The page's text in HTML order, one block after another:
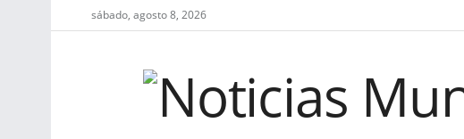
sábado, agosto 8, 2026